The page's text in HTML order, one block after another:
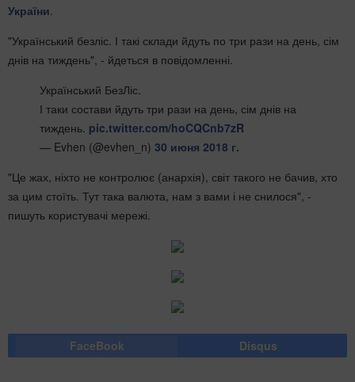
України.
"Український безліс. І такі склади йдуть по три рази на день, сім
днів на тиждень", - йдеться в повідомленні.
Український БезЛіс.
І таки состави йдуть три рази на день, сім днів на
тиждень. pic.twitter.com/hoCQCnb7zR
— Evhen (@evhen_n) 30 июня 2018 г.
"Це жах, ніхто не контролює (анархія), світ такого не бачив, хто
за цим стоїть. Тут така валюта, нам з вами і не снилося", -
пишуть користувачі мережі.
FaceBook Disqus